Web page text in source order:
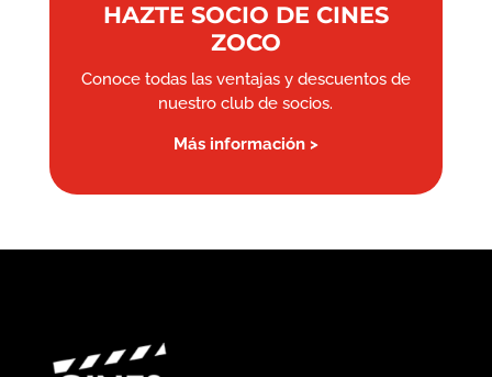
HAZTE SOCIO DE CINES
ZOCO
Conoce todas las ventajas y descuentos de
nuestro club de socios.
Más información >